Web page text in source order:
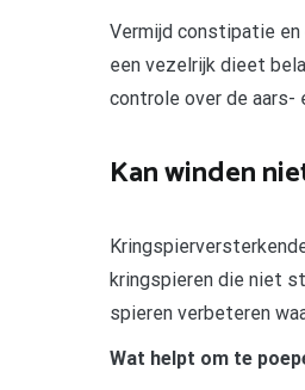
Vermijd constipatie
een vezelrijk dieet
controle over de aars-
Kan winden
kringspieren die niet
spieren verbeteren
Wat helpt om te